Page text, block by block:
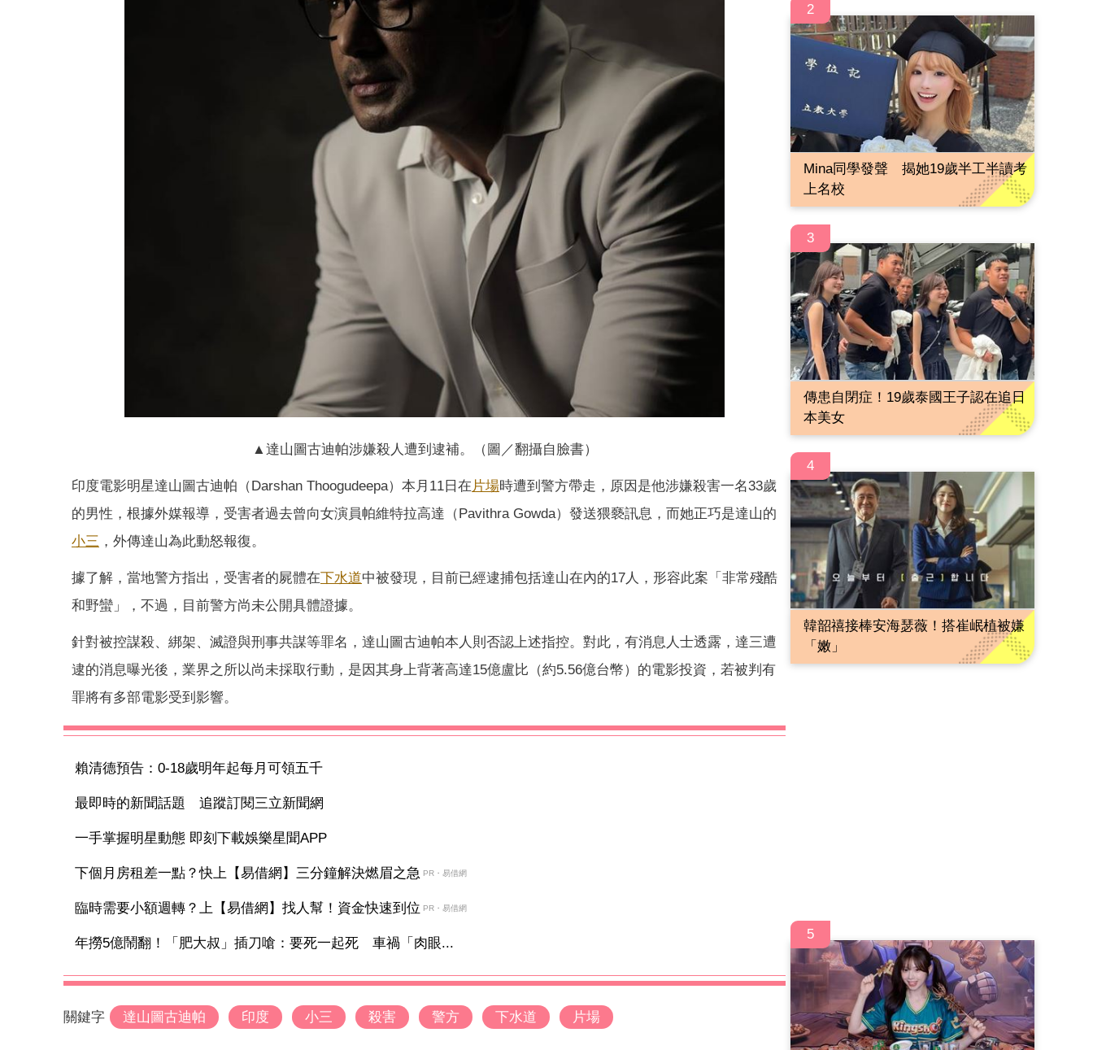
▲達山圖古迪帕涉嫌殺人遭到逮補。（圖／翻攝自臉書）
印度電影明星達山圖古迪帕（Darshan Thoogudeepa）本月11日在 片場時遭到警方帶走，原因是他涉嫌殺害一名33歲
的男性，根據外媒報導，受害者過去曾向女演員帕維特拉高達（Pavithra Gowda）發送猥褻訊息，而她正巧是達山的
小三 ，外傳達山為此動怒報復。
據了解，當地警方指出，受害者的屍體在下水道中被發現，目前已經逮捕包括達山在內的17人，形容此案「非常殘酷
和野蠻」，不過，目前警方尚未公開具體證據。
針對被控謀殺、綁架、滅證與刑事共謀等罪名，達山圖古迪帕本人則否認上述指控。對此，有消息人士透露，達三遭
逮的消息曝光後，業界之所以尚未採取行動，是因其身上背著高達15億盧比（約5.56億台幣）的電影投資，若被判有
罪將有多部電影受到影響。
賴清德預告：0-18歲明年起每月可領五千
最即時的新聞話題 追蹤訂閱三立新聞網
一手掌握明星動態 即刻下載娛樂星聞APP
下個月房租差一點？快上【易借網】三分鐘解決燃眉之急 PR・易借網
臨時需要小額週轉？上【易借網】找人幫！資金快速到位 PR・易借網
年撈5億鬧翻！「肥大叔」插刀嗆：要死一起死 車禍「肉眼...
關鍵字 達山圖古迪帕 印度 小三 殺害 警方 下水道 片場
2
Mina同學發聲 揭她19歲半工半讀考
上名校
3
傳患自閉症！19歲泰國王子認在追日
本美女
4
韓韶禧接棒安海瑟薇！搭崔岷植被嫌
「嫩」
5